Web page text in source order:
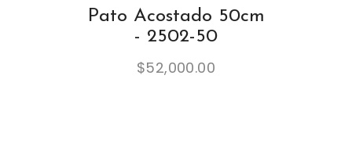
Pato Acostado 50cm
- 2502-50
$52,000.00